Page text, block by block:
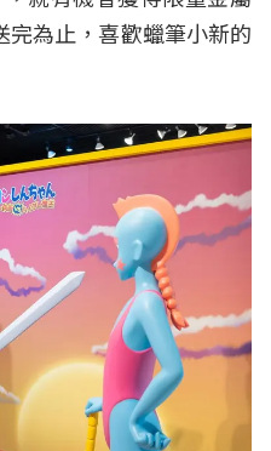
為止，喜歡蠟筆小新的